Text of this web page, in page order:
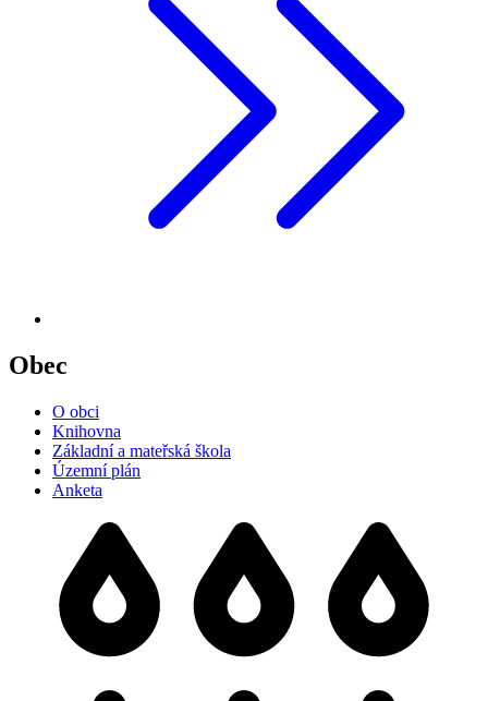
Obec
O obci
Knihovna
Základní a mateřská škola
Územní plán
Anketa